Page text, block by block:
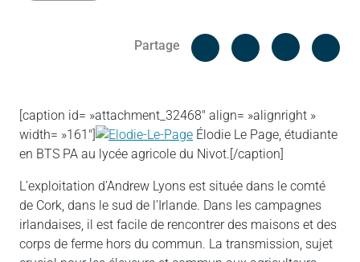
Partage
Facebook
[caption id= »attachment_32468″ align= »alignright »
width= »161″]
Élodie Le Page, étudiante
en BTS PA au lycée agricole du Nivot.[/caption]
L’exploitation d’Andrew Lyons est située dans le comté
de Cork, dans le sud de l’Irlande. Dans les campagnes
irlandaises, il est facile de rencontrer des maisons et des
corps de ferme hors du commun. La transmission, sujet